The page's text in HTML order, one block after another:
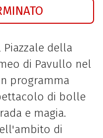
Piazzale della
di Pavullo nel
programma
di bolle
e magia.
di